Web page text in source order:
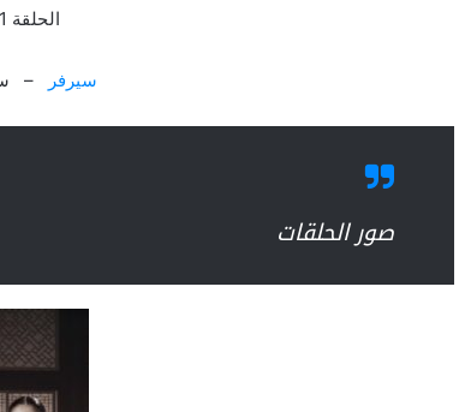
الحلقة 1
سيرفر –
صور الحلقات